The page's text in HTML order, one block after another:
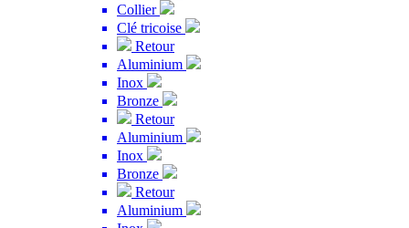
Collier
Clé tricoise
Retour
Aluminium
Inox
Bronze
Retour
Aluminium
Inox
Bronze
Retour
Aluminium